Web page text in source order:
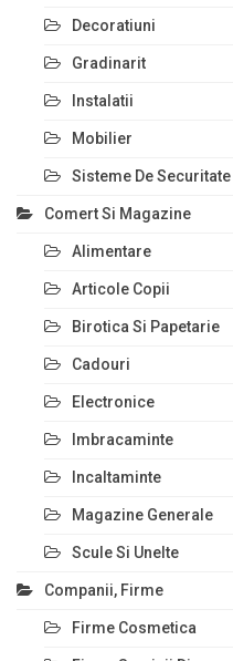
Decoratiuni
Gradinarit
Instalatii
Mobilier
Sisteme De Securitate
Comert Si Magazine
Alimentare
Articole Copii
Birotica Si Papetarie
Cadouri
Electronice
Imbracaminte
Incaltaminte
Magazine Generale
Scule Si Unelte
Companii, Firme
Firme Cosmetica